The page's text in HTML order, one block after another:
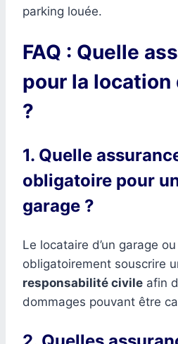
parking louée.
FAQ : Quelle
pour la location
?
1. Quelle
obligatoire pour
garage ?
Le locataire d’un garage
obligatoirement souscrire
responsabilité civile afin
dommages pouvant être